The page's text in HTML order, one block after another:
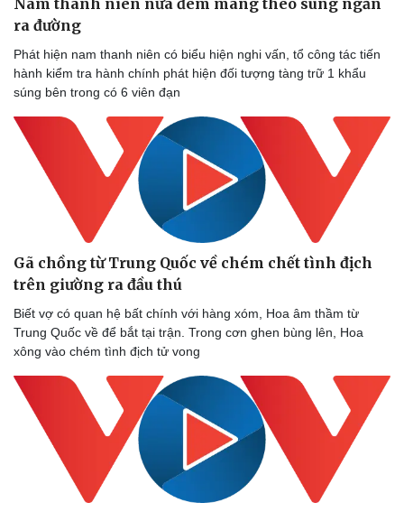
ra đường
Phát hiện nam thanh niên có biểu hiện nghi vấn, tổ công tác tiến
hành kiểm tra hành chính phát hiện đối tượng tàng trữ 1 khẩu
súng bên trong có 6 viên đạn
Gã chồng từ Trung Quốc về chém chết tình địch
trên giường ra đầu thú
Biết vợ có quan hệ bất chính với hàng xóm, Hoa âm thầm từ
Trung Quốc về để bắt tại trận. Trong cơn ghen bùng lên, Hoa
xông vào chém tình địch tử vong